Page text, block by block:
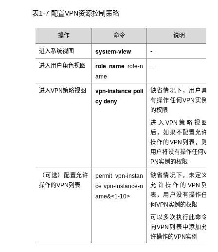
表1-7 配置VPN资源控制策略
操作 命令 说明
进入系统视图 system-view -
进入用户角色视图 role name role-n
ame
-
进入VPN策略视图
vpn-instance poli
cy deny
缺省情况下，用户具
有操作任何VPN 实例
的权限
进入VPN 策略视图
后，如果不配置允许
操作的VPN列表，则
用户将没有操作任何V
PN实例的权限
（可选）配置允许
操作的VPN列表
permit vpn-instan
ce vpn-instance-n
ame&<1-10>
缺省情况下，未定义
允许操作的VPN 列
表，用户没有操作任
何VPN实例的权限
可以多次执行此命令
向VPN列表中添加允
许操作的VPN实例